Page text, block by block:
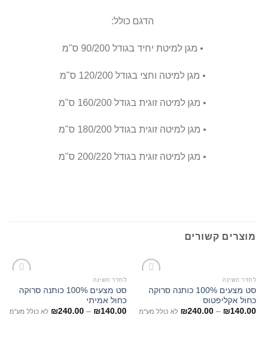
הדגם כולל:
• מגן למיטת יחיד בגודל 90/200 ס"מ
• מגן למיטה וחצי בגודל 120/200 ס"מ
• מגן למיטה זוגית בגודל 160/200 ס"מ
• מגן למיטה זוגית בגודל 180/200 ס"מ
• מגן למיטה זוגית בגודל 200/220 ס"מ
מוצרים קשורים
לחדר השינה
סט מצעים 100% כותנה סרוקה
כחול אקליפטוס
₪140.00
–
₪240.00 לא כולל מע"מ
לחדר השינה
סט מצעים 100% כותנה סרוקה
כחול אמיתי
₪140.00
–
₪240.00 לא כולל מע"מ